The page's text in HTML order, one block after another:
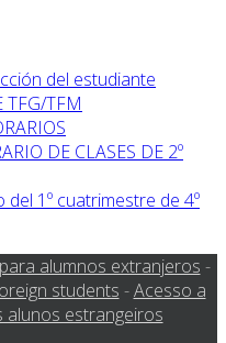
del estudiante
TFG/TFM
DE CLASES DE 2º
1º cuatrimestre de 4º
alumnos extranjeros -
students -Acesso a
alunos estrangeiros